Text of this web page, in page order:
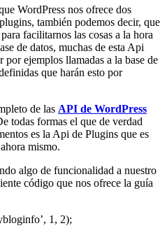
WordPress nos ofrece dos
también podemos decir, que
facilitarnos las cosas a la hora
de datos, muchas de esta Api
por ejemplos llamadas a la base de
que harán esto por
de las API de WordPress
todas formas el que de verdad
es la Api de Plugins que es
mismo.
algo de funcionalidad a nuestro
código que nos ofrece la guía
1, 2);